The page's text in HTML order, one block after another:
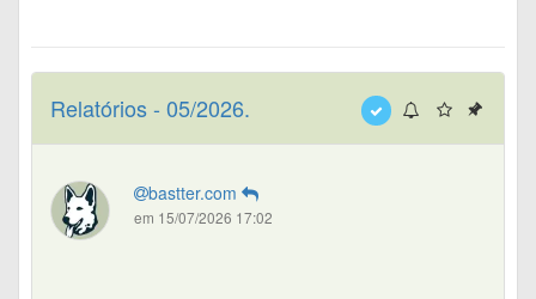
Relatórios - 05/2026.
bastter.com
em 15/07/2026 17:02